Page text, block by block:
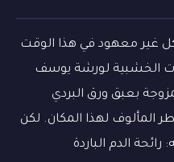
بشكل غير معهود في هذا الوقت
الخشبية لورشة يوسف
بعبق ورق البردي
المألوف لهذا المكان. لكن
الدم الباردة